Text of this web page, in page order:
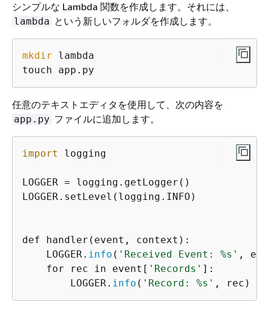
シンプルな Lambda 関数を作成します。それには、
lambda という新しいフォルダを作成します。
mkdir lambda
touch app.py
任意のテキストエディタを使用して、次の内容を
app.py ファイルに追加します。
import logging
LOGGER = logging.getLogger()
LOGGER.setLevel(logging.INFO)
def handler(event, context):
    LOGGER.
info ( 'Received Event: %s' ,
    for rec in event[
'Records' ]:
        LOGGER.
info ( 'Record: %s' , rec)